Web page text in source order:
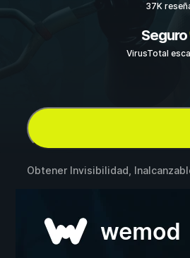
37K
Seguro
VirusTotal
Obtener Invisibilidad,